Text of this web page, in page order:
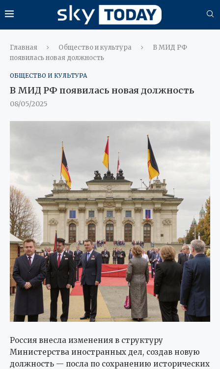
Главная Общество и культура
В МИД РФ
появилась новая должность
ОБЩЕСТВО И КУЛЬТУРА
В МИД РФ появилась новая должность
08/05/2025
Россия внесла изменения в структуру
Министерства иностранных дел, создав новую
должность — посла по сохранению исторических